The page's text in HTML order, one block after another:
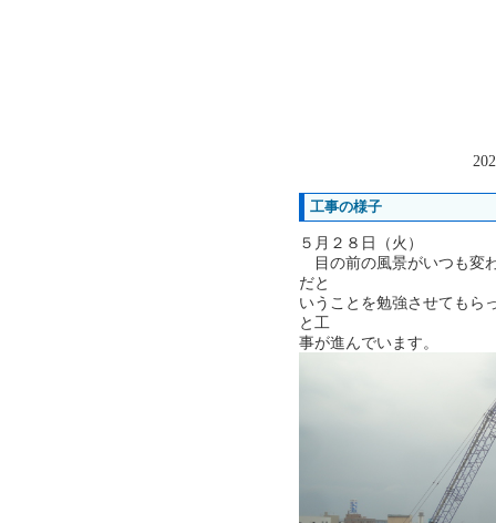
工事の様子
５月２８日（火）
目の前の風景がいつも変
だと
いうことを勉強させてもら
と工
事が進んでいます。